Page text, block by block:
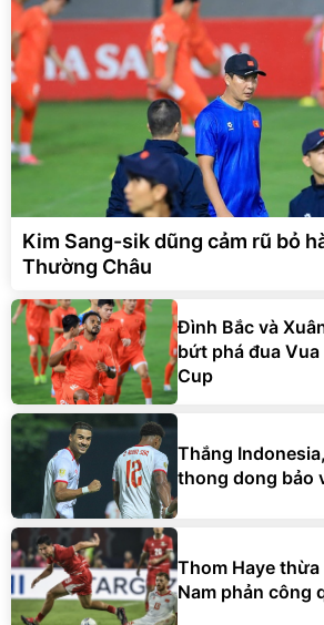
Kim Sang-sik dũng cảm rũ bỏ
Thường Châu
Đình Bắc và
bứt phá đua
Cup
Thắng
thong dong bảo
Thom Haye
Nam phản công